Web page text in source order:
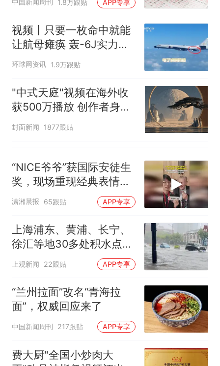
中国新闻周刊 1.8万跟贴 APP专享
视频丨只要一枚命中就能
让航母瘫痪 轰-6J实力有
多强？
环球网资讯 1.9万跟贴
"中式天庭"视频在海外收
获500万播放 创作者身份
披露
封面新闻 1877跟贴
“NICE爷爷”获国际安徒生
奖，现场重现经典表情
包，向中国粉丝问好
潇湘晨报 65跟贴 APP专享
上海浦东、黄浦、长宁、
徐汇等地30多处积水点正
在抢排
上观新闻 22跟贴 APP专享
“兰州拉面”改名“青海拉
面”，权威回应来了
中国新闻周刊 217跟贴 APP专享
费大厨"全国小炒肉大